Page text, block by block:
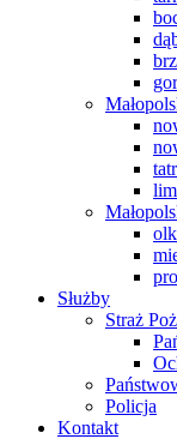
Służby
Straż
Policja
Kontakt